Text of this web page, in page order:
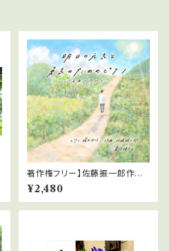
著作権フリー】佐藤振一郎作曲
藤井由佳の華麗なアレンジ演奏
ＣＤ、 「明日の元気と勇気のため
のピアノ」～心未来に向けて～
¥2,480